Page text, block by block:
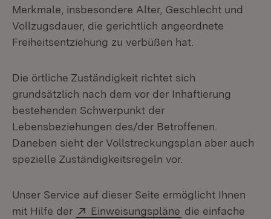
Merkmale, insbesondere Alter, Geschlecht und
Vollzugsdauer, die gerichtlich angeordnete
Freiheitsentziehung zu verbüßen hat.
Die örtliche Zuständigkeit richtet sich
grundsätzlich nach dem vor der Inhaftierung
bestehenden Schwerpunkt der
Lebensbeziehungen des/der Betroffenen.
Daneben sieht der Vollstreckungsplan aber auch
spezielle Zuständigkeitsregeln vor.
Unser Service auf dieser Seite ermöglicht Ihnen
mit Hilfe der
Extern:
Einweisungspläne (Öffnet in neuem
die einfache